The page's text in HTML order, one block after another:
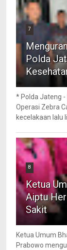
7
Polda
* Polda Jateng
Operasi Zebra
kecelakaan lalu
8
Ketua
Aiptu
Sakit
Ketua Umum
Prabowo